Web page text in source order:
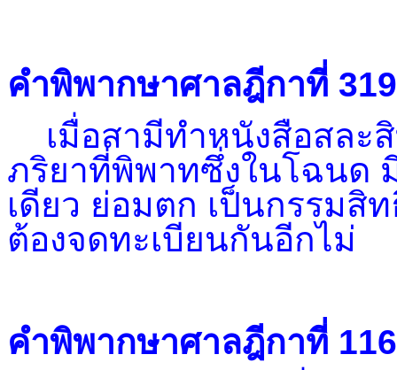
คำพิพากษาศาลฎีกาที่
เมื่อสามีทำหนังสือสละ
ภริยาที่พิพาทซึ่งในโฉนด
เดียว ย่อมตก เป็นกรรม
ต้องจดทะเบียนกันอีกไม่
คำพิพากษาศาลฎีกาที่